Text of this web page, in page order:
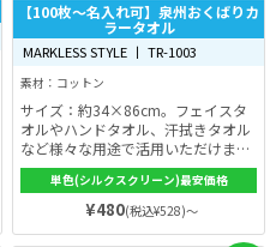
【100枚〜名入れ可】泉州おくばりカ
ラータオル
MARKLESS STYLE 丨 TR-1003
素材：コットン
サイズ：約34×86cm。フェイスタ
オルやハンドタオル、汗拭きタオル
など様々な用途で活用いただけま
す。ふわりと柔らかく、肌触りに優
れており、小さなお子様のバスタオ
ルや汗拭きにもおすすめです。
単色(シルクスクリーン)最安価格
¥480(税込¥528)～